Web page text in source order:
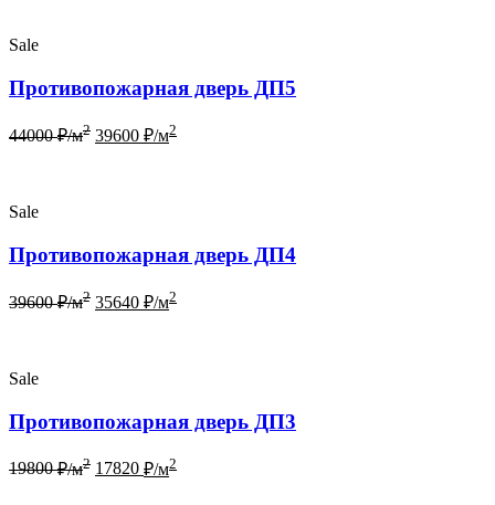
Sale
Противопожарная дверь ДП5
44000₽/м2 39600 ₽/м2
Sale
Противопожарная дверь ДП4
39600₽/м2 35640 ₽/м2
Sale
Противопожарная дверь ДП3
19800₽/м2 17820 ₽/м2